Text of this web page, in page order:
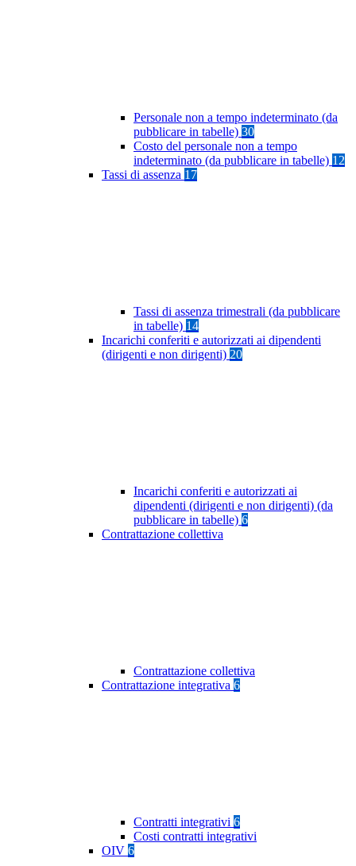
Personale non a tempo indeterminato (da
pubblicare in tabelle) 30
Costo del personale non a tempo
indeterminato (da pubblicare in tabelle) 12
Tassi di assenza 17
Tassi di assenza trimestrali (da pubblicare
in tabelle) 14
Incarichi conferiti e autorizzati ai dipendenti
(dirigenti e non dirigenti) 20
Incarichi conferiti e autorizzati ai
dipendenti (dirigenti e non dirigenti) (da
pubblicare in tabelle) 6
Contrattazione collettiva
Contrattazione collettiva
Contrattazione integrativa 6
Contratti integrativi 6
Costi contratti integrativi
OIV 6